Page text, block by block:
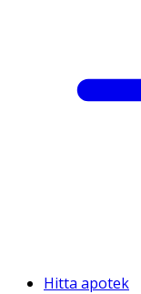
Hitta apotek